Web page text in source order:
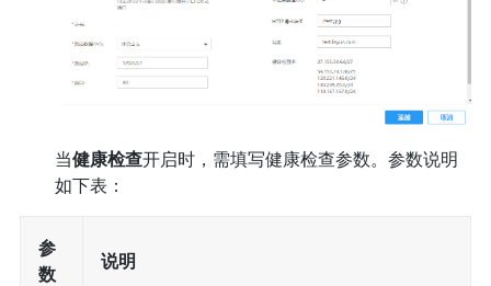
当健康检查开启时，需填写健康检查参数。参数说明
如下表：
参
数
说明